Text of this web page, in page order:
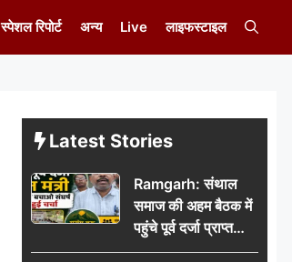
स्पेशल रिपोर्ट अन्य Live लाइफस्टाइल
Latest Stories
Ramgarh: संथाल
समाज की अहम बैठक में
पहुंचे पूर्व दर्जा प्राप्त
मंत्री, मरांग बुरू बचाओ